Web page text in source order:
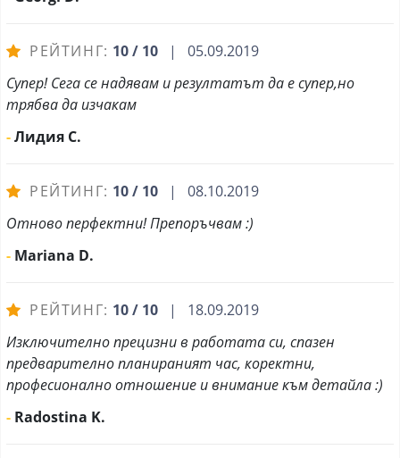
РЕЙТИНГ: 10 / 10| 05.09.2019
Супер! Сега се надявам и резултатът да е супер,но
трябва да изчакам
-Лидия С.
РЕЙТИНГ: 10 / 10| 08.10.2019
Отново перфектни! Препоръчвам :)
- Mariana D.
РЕЙТИНГ: 10 / 10| 18.09.2019
Изключително прецизни в работата си, спазен
предварително планираният час, коректни,
професионално отношение и внимание към детайла :)
- Radostina K.